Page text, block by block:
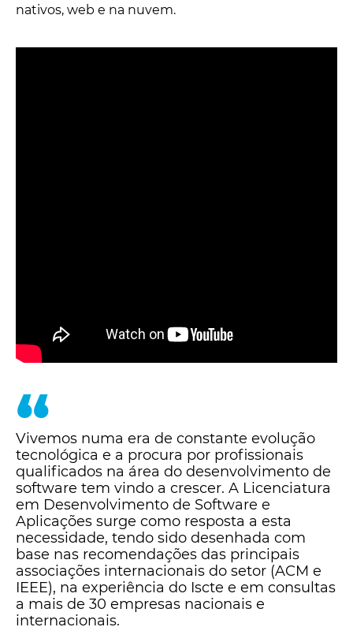
nativos, web e na nuvem.
“
Vivemos numa era de constante evolução
tecnológica e a procura por profissionais
qualificados na área do desenvolvimento de
software tem vindo a crescer. A Licenciatura
em Desenvolvimento de Software e
Aplicações surge como resposta a esta
necessidade, tendo sido desenhada com
base nas recomendações das principais
associações internacionais do setor (ACM e
IEEE), na experiência do Iscte e em consultas
a mais de 30 empresas nacionais e
internacionais.